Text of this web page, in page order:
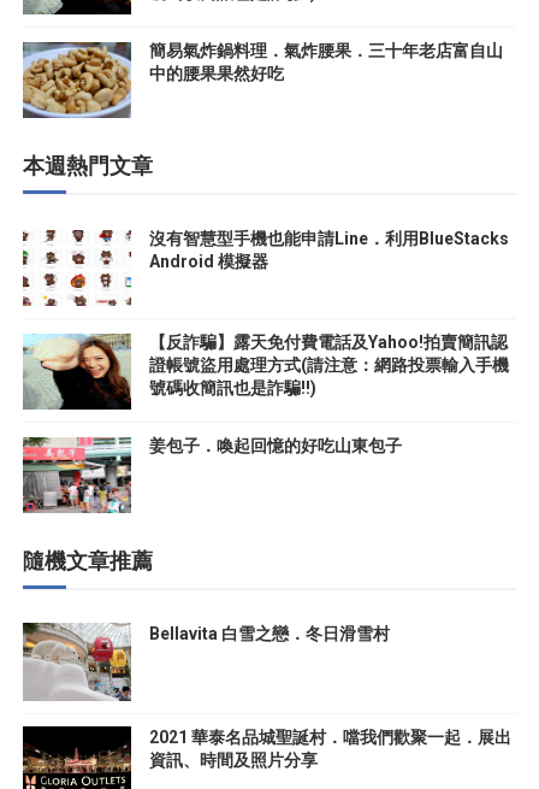
簡易氣炸鍋料理．氣炸腰果．三十年老店富自山
中的腰果果然好吃
本週熱門文章
沒有智慧型手機也能申請Line．利用BlueStacks
Android 模擬器
【反詐騙】露天免付費電話及Yahoo!拍賣簡訊認
證帳號盜用處理方式(請注意：網路投票輸入手機
號碼收簡訊也是詐騙!!)
姜包子．喚起回憶的好吃山東包子
隨機文章推薦
Bellavita 白雪之戀．冬日滑雪村
2021 華泰名品城聖誕村．噹我們歡聚一起．展出
資訊、時間及照片分享